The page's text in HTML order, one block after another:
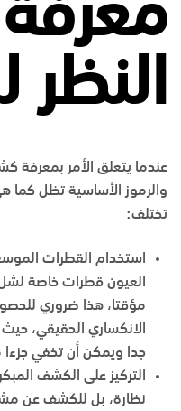
النظر
عندما يتعلق الأمر بمعرفة
والرموز الأساسية تظل كما
تختلف:
استخدام القطرات
العيون قطرات خاصة
مؤقتا، هذا ضروري
الانكساري الحقيقي،
جدا ويمكن أن تخفي
التركيز على الكشف
نظارة، بل للكشف عن